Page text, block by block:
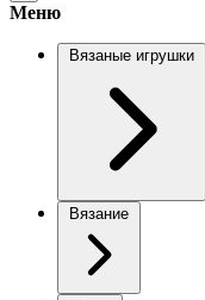
Меню
Вязаные игрушки
Вязание